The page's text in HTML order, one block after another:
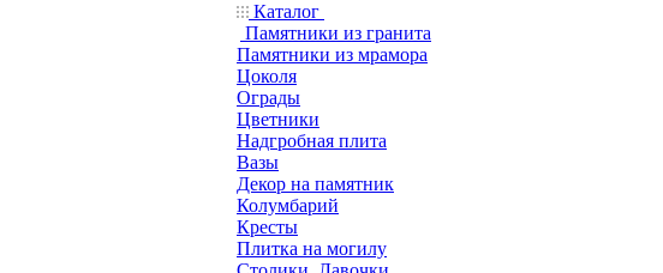
Каталог
Памятники из гранита
Памятники из мрамора
Цоколя
Ограды
Цветники
Надгробная плита
Вазы
Декор на памятник
Колумбарий
Кресты
Плитка на могилу